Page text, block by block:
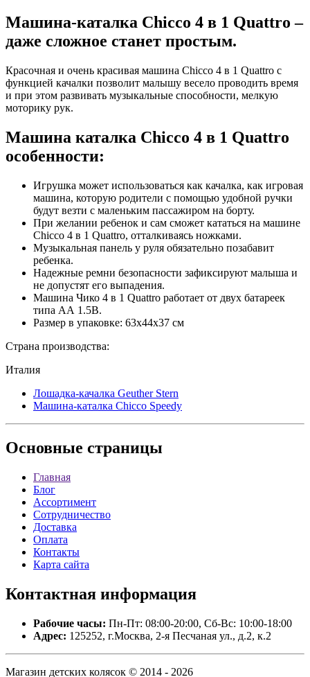
Машина-каталка Chicco 4 в 1 Quattro –
даже сложное станет простым.
Красочная и очень красивая машина Chicco 4 в 1 Quattro с
функцией качалки позволит малышу весело проводить время
и при этом развивать музыкальные способности, мелкую
моторику рук.
Машина каталка Chicco 4 в 1 Quattro
особенности:
Игрушка может использоваться как качалка, как игровая
машина, которую родители с помощью удобной ручки
будут везти с маленьким пассажиром на борту.
При желании ребенок и сам сможет кататься на машине
Chicco 4 в 1 Quattro, отталкиваясь ножками.
Музыкальная панель у руля обязательно позабавит
ребенка.
Надежные ремни безопасности зафиксируют малыша и
не допустят его выпадения.
Машина Чико 4 в 1 Quattro работает от двух батареек
типа АА 1.5В.
Размер в упаковке: 63х44х37 см
Страна производства:
Италия
Лошадка-качалка Geuther Stern
Машина-каталка Chicco Speedy
Основные страницы
Главная
Блог
Ассортимент
Сотрудничество
Доставка
Оплата
Контакты
Карта сайта
Контактная информация
Рабочие часы: Пн-Пт: 08:00-20:00, Сб-Вс: 10:00-18:00
Адрес: 125252, г.Москва, 2-я Песчаная ул., д.2, к.2
Магазин детских колясок © 2014 - 2026